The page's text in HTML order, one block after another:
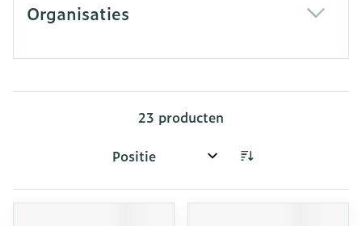
Organisaties
23 producten
Sorteer op: